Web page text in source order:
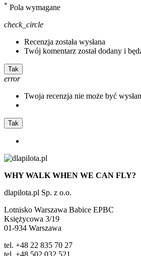
* Pola wymagane
check_circle
Recenzja została wysłana
Twój komentarz został dodany i
Tak
error
Twoja recenzja nie może być
Tak
WHY WALK WHEN WE CAN FLY?
dlapilota.pl Sp. z o.o.
Lotnisko Warszawa Babice EPBC
Księżycowa 3/19
01-934 Warszawa
tel. +48 22 835 70 27